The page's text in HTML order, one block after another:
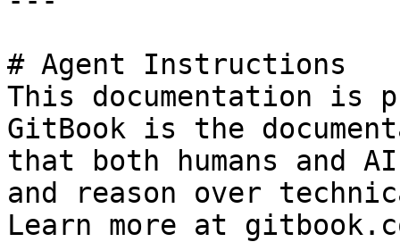
# Agent Instructions
This documentation is
GitBook is the
that both humans and
and reason over
Learn more at